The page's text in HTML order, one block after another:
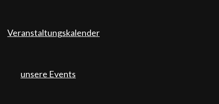
Veranstaltungskalender
unsere Events